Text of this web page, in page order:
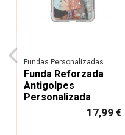
Fundas Personalizadas
Funda Reforzada
Antigolpes
Personalizada
17,99 €